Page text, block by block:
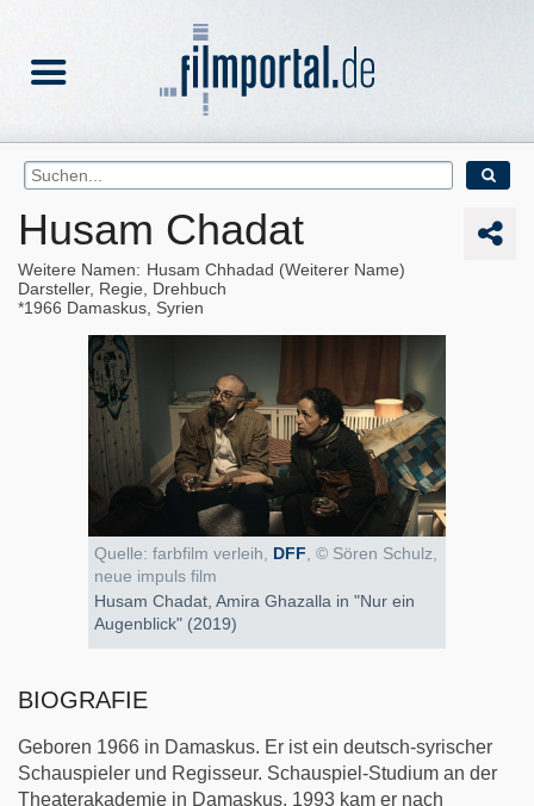
Husam Chadat
Weitere Namen
Husam Chhadad (Weiterer Name)
Darsteller, Regie, Drehbuch
1966 Damaskus, Syrien
Quelle: farbfilm verleih, DFF , © Sören Schulz,
neue impuls film
Husam Chadat, Amira Ghazalla in "Nur ein
Augenblick" (2019)
BIOGRAFIE
Geboren 1966 in Damaskus. Er ist ein deutsch-syrischer
Schauspieler und Regisseur. Schauspiel-Studium an der
Theaterakademie in Damaskus. 1993 kam er nach